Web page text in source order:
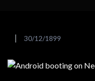
30/12/1899